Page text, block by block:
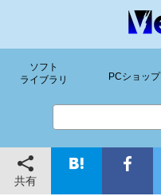
ソフト
ライブラリ
PCショップ
共有